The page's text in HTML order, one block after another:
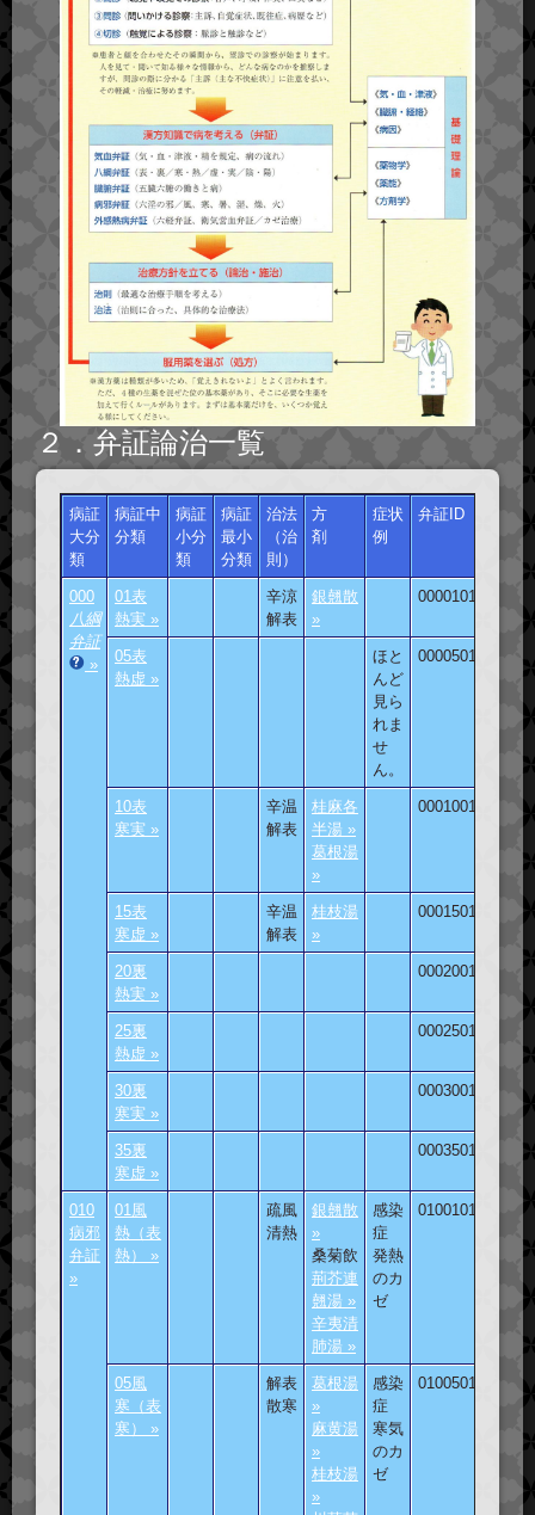
２．弁証論治一覧
病証
大分
類
病証中
分類
病証
小分
類
病証
最小
分類
治法
（治
則）
方
剤
症状
例
弁証ID
000
八綱
弁証
»
01表
熱実 »
辛涼
解表
銀翹散
»
000010101
05表
熱虚 »
ほと
んど
見ら
れま
せ
ん。
000050101
10表
寒実 »
辛温
解表
桂麻各
半湯 »
葛根湯
»
000100101
15表
寒虚 »
辛温
解表
桂枝湯
»
000150101
20裏
熱実 »
000200101
25裏
熱虚 »
000250101
30裏
寒実 »
000300101
35裏
寒虚 »
000350101
010
病邪
弁証
»
01風
熱（表
熱） »
疏風
清熱
銀翹散
»
桑菊飲
荊芥連
翹湯 »
辛夷清
肺湯 »
感染
症
発熱
のカ
ゼ
010010101
05風
寒（表
寒） »
解表
散寒
葛根湯
»
麻黄湯
»
桂枝湯
»
感染
症
寒気
のカ
ゼ
010050101